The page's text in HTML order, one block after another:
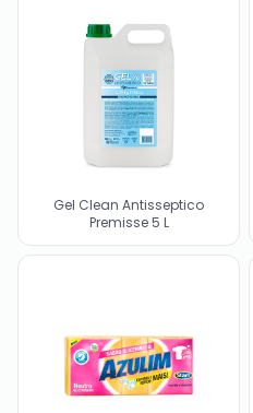
Gel Clean Antisseptico
Premisse 5 L